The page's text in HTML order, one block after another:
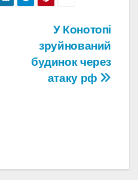
У Конотопі
зруйнований
будинок через
атаку рф